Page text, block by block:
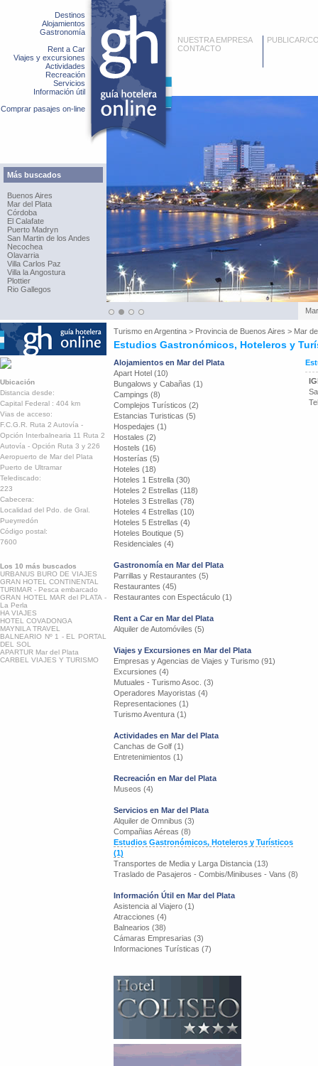
Destinos
Alojamientos
Gastronomía
Rent a Car
Viajes y excursiones
Actividades
Recreación
Servicios
Información útil
Comprar pasajes on-line
Más buscados
Buenos Aires
Mar del Plata
Córdoba
El Calafate
Puerto Madryn
San Martin de los Andes
Necochea
Olavarria
Villa Carlos Paz
Villa la Angostura
Plottier
Rio Gallegos
NUESTRA EMPRESA
CONTACTO
PUBLICAR/
Turismo enArgentina > Provincia de Buenos Aires > Mar
Estudios Gastronómicos, Hoteleros y
Ubicación
Distancia desde:
Capital Federal : 404 km
Vias de acceso:
F.C.G.R. Ruta 2 Autovía -
Opción Interbalnearia 11 Ruta 2
Autovía - Opción Ruta 3 y 226
Aeropuerto de Mar del Plata
Puerto de Ultramar
Telediscado:
223
Cabecera:
Localidad del Pdo. de Gral.
Pueyrredón
Código postal:
7600
Los 10 más buscados
URBANUS BURO DE VIAJES
GRAN HOTEL CONTINENTAL
TURIMAR - Pesca embarcado
GRAN HOTEL MAR del PLATA -
La Perla
HA VIAJES
HOTEL COVADONGA
MAYNILA TRAVEL
BALNEARIO Nº 1 - EL PORTAL
DEL SOL
APARTUR Mar del Plata
CARBEL VIAJES Y TURISMO
Alojamientos en Mar del Plata
Apart Hotel (10)
Bungalows y Cabañas (1)
Campings (8)
Complejos Turísticos (2)
Estancias Turisticas (5)
Hospedajes (1)
Hostales (2)
Hostels (16)
Hosterías (5)
Hoteles (18)
Hoteles 1 Estrella (30)
Hoteles 2 Estrellas (118)
Hoteles 3 Estrellas (78)
Hoteles 4 Estrellas (10)
Hoteles 5 Estrellas (4)
Hoteles Boutique (5)
Residenciales (4)
Gastronomía en Mar del Plata
Parrillas y Restaurantes (5)
Restaurantes (45)
Restaurantes con Espectáculo (1)
Rent a Car en Mar del Plata
Alquiler de Automóviles (5)
Viajes y Excursiones en Mar del Plata
Empresas y Agencias de Viajes y Turismo (91)
Excursiones (4)
Mutuales - Turismo Asoc. (3)
Operadores Mayoristas (4)
Representaciones (1)
Turismo Aventura (1)
Actividades en Mar del Plata
Canchas de Golf (1)
Entretenimientos (1)
Recreación en Mar del Plata
Museos (4)
Servicios en Mar del Plata
Alquiler de Omnibus (3)
Compañias Aéreas (8)
Estudios Gastronómicos, Hoteleros y Turísticos
(1)
Transportes de Media y Larga Distancia (13)
Traslado de Pasajeros - Combis/Minibuses - Vans (8)
Información Útil en Mar del Plata
Asistencia al Viajero (1)
Atracciones (4)
Balnearios (38)
Cámaras Empresarias (3)
Informaciones Turísticas (7)